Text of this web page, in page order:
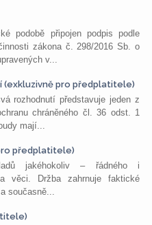
podobě připojen podpis podle
zákona č. 298/2016 Sb. o
v...
(exkluzivně pro předplatitele)
rozhodnutí představuje jeden z
chráněného čl. 36 odst. 1
mají...
předplatitele)
jakéhokoliv – řádného i
věci. Držba zahrnuje faktické
současně...